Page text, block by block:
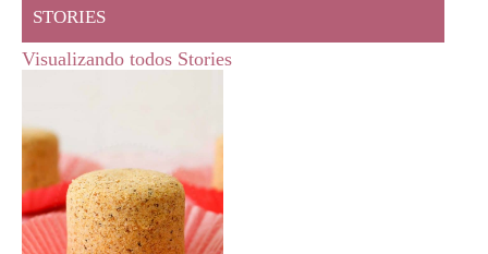
STORIES
Visualizando todos Stories